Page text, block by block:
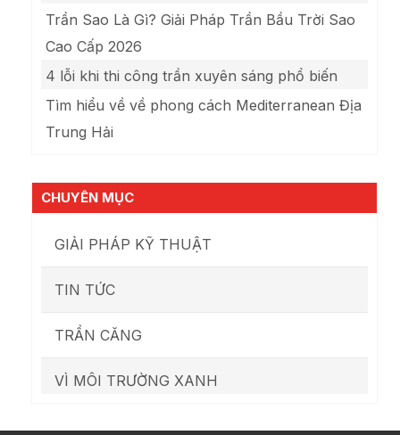
Trần Sao Là Gì? Giải Pháp Trần Bầu Trời Sao
Cao Cấp 2026
4 lỗi khi thi công trần xuyên sáng phổ biến
Tìm hiểu về về phong cách Mediterranean Địa
Trung Hải
CHUYÊN MỤC
GIẢI PHÁP KỸ THUẬT
TIN TỨC
TRẦN CĂNG
VÌ MÔI TRƯỜNG XANH